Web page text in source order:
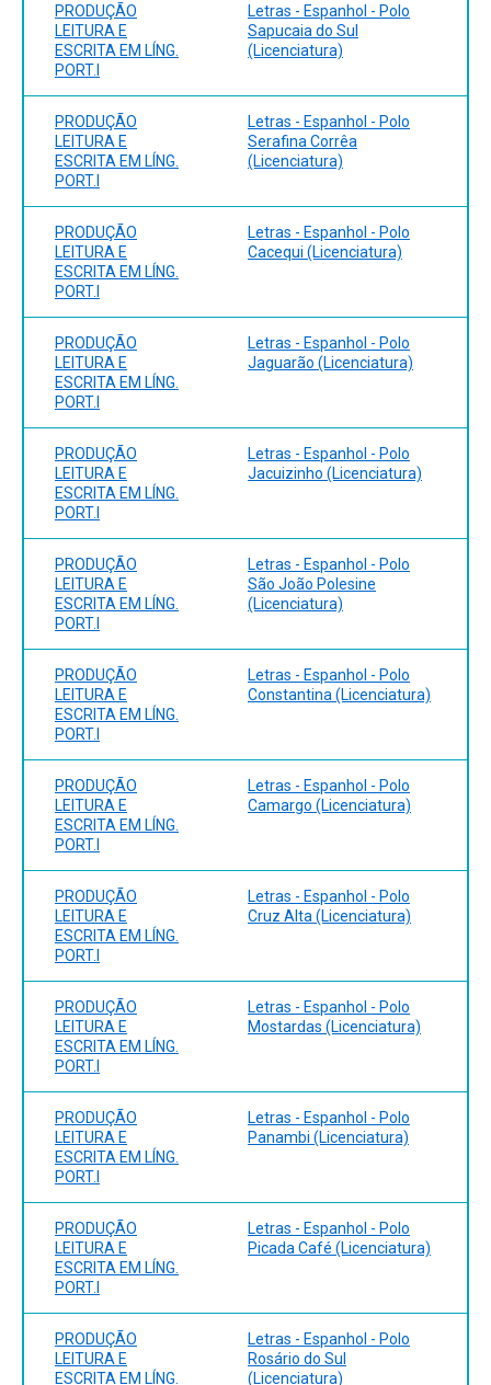
PRODUÇÃO
LEITURA E
ESCRITA EM LÍNG.
PORT.I
Letras - Espanhol - Polo
Sapucaia do Sul
(Licenciatura)
PRODUÇÃO
LEITURA E
ESCRITA EM LÍNG.
PORT.I
Letras - Espanhol - Polo
Serafina Corrêa
(Licenciatura)
PRODUÇÃO
LEITURA E
ESCRITA EM LÍNG.
PORT.I
Letras - Espanhol - Polo
Cacequi (Licenciatura)
PRODUÇÃO
LEITURA E
ESCRITA EM LÍNG.
PORT.I
Letras - Espanhol - Polo
Jaguarão (Licenciatura)
PRODUÇÃO
LEITURA E
ESCRITA EM LÍNG.
PORT.I
Letras - Espanhol - Polo
Jacuizinho (Licenciatura)
PRODUÇÃO
LEITURA E
ESCRITA EM LÍNG.
PORT.I
Letras - Espanhol - Polo
São João Polesine
(Licenciatura)
PRODUÇÃO
LEITURA E
ESCRITA EM LÍNG.
PORT.I
Letras - Espanhol - Polo
Constantina (Licenciatura)
PRODUÇÃO
LEITURA E
ESCRITA EM LÍNG.
PORT.I
Letras - Espanhol - Polo
Camargo (Licenciatura)
PRODUÇÃO
LEITURA E
ESCRITA EM LÍNG.
PORT.I
Letras - Espanhol - Polo
Cruz Alta (Licenciatura)
PRODUÇÃO
LEITURA E
ESCRITA EM LÍNG.
PORT.I
Letras - Espanhol - Polo
Mostardas (Licenciatura)
PRODUÇÃO
LEITURA E
ESCRITA EM LÍNG.
PORT.I
Letras - Espanhol - Polo
Panambi (Licenciatura)
PRODUÇÃO
LEITURA E
ESCRITA EM LÍNG.
PORT.I
Letras - Espanhol - Polo
Picada Café (Licenciatura)
PRODUÇÃO
LEITURA E
ESCRITA EM LÍNG.
Letras - Espanhol - Polo
Rosário do Sul
(Licenciatura)